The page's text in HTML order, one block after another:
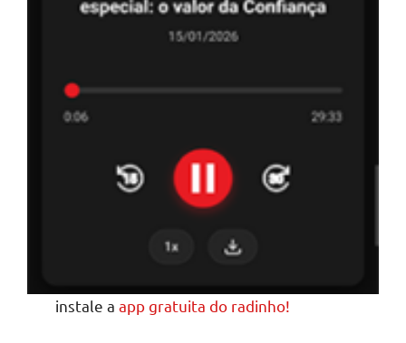
instale aapp gratuita do radinho!